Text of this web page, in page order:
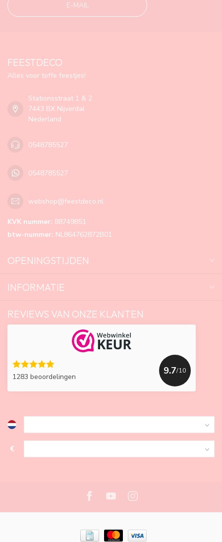
E-MAIL
FEESTDECO
Alles voor toffe feestjes!
Stationsstraat 1 & 2
7443 BX Nijverdal
Nederland
0548785527
0548785527
webshop@feestdeco.nl
KVK nummer: 88749851
btw-nummer: NL864762872B01
OPENINGSTIJDEN
INFORMATIE
REVIEWS VAN ONZE KLANTEN
1283 beoordelingen
9.7/10
€